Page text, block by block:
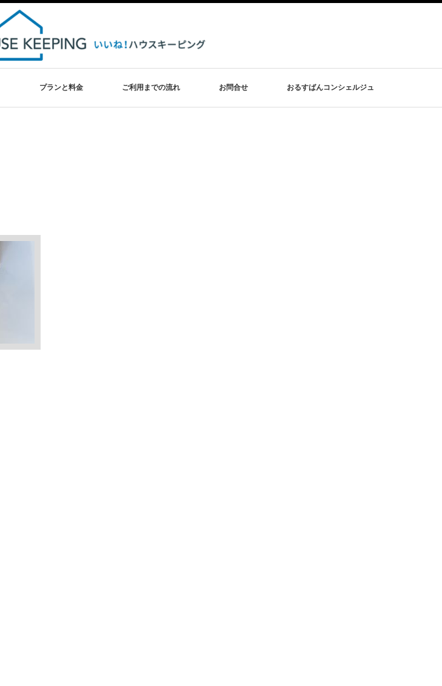
プランと料金 ご利用までの流れ お問合せ おるすばんコンシェルジュ